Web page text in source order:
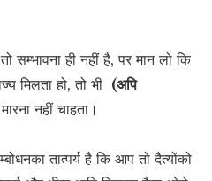
सम्भावना ही नहीं है, पर मान लो कि
मिलता हो, तो भी (अपि
नहीं चाहता।
तात्पर्य है कि आप तो दैत्योंको